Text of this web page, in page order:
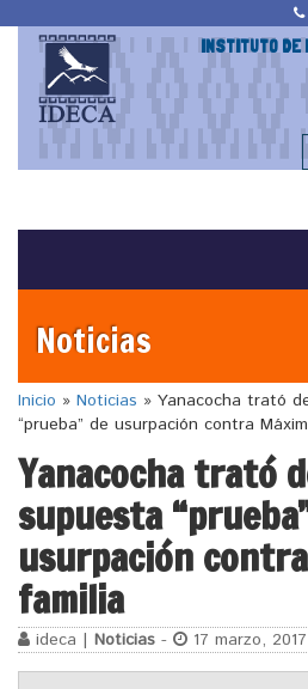
INSTITUTO
Noticias
Inicio » Noticias » Yanacocha trató
“prueba” de usurpación contra
Yanacocha trató
supuesta
usurpación
familia
ideca | Noticias - 17 marzo, 2017